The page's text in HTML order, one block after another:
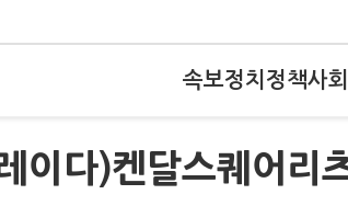
속보정치 정책사회
이다)켄달스퀘어리